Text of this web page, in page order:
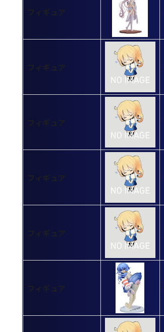
フィギュア
フィギュア
フィギュア
フィギュア
フィギュア
フィギュア